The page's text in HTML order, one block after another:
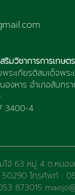
ริมวิชาการการเกษตร
ระเกียรติสมเด็จพร
งหาร อำเภอสันทร
3400-4
โจ้ 63 หมู่ 4 ต.หนอ
50290 โทรศัพท์ :
873015